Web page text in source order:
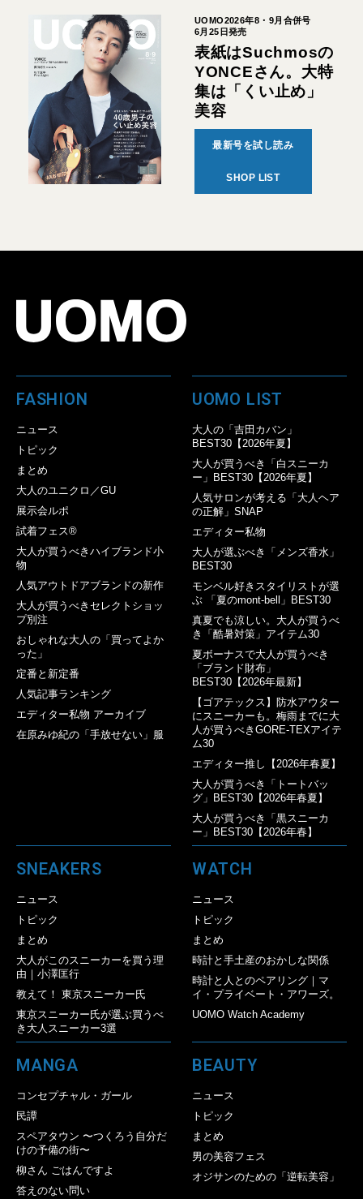
UOMO2026年8・9月合併号
6月25日発売
表紙はSuchmosの
YONCEさん。大特
集は「くい止め」
美容
最新号を試し読み
SHOP LIST
FASHION
ニュース
トピック
まとめ
大人のユニクロ／GU
展示会ルポ
試着フェス®︎
大人が買うべきハイブランド小
物
人気アウトドアブランドの新作
大人が買うべきセレクトショッ
プ別注
おしゃれな大人の「買ってよか
った」
定番と新定番
人気記事ランキング
エディター私物 アーカイブ
在原みゆ紀の「手放せない」服
UOMO LIST
大人の「吉田カバン」
BEST30【2026年夏】
大人が買うべき「白スニーカ
ー」BEST30【2026年夏】
人気サロンが考える「大人ヘア
の正解」SNAP
エディター私物
大人が選ぶべき「メンズ香水」
BEST30
モンベル好きスタイリストが選
ぶ 「夏のmont-bell」BEST30
真夏でも涼しい。大人が買うべ
き「酷暑対策」アイテム30
夏ボーナスで大人が買うべき
「ブランド財布」
BEST30【2026年最新】
【ゴアテックス】防水アウター
にスニーカーも。梅雨までに大
人が買うべきGORE-TEXアイテ
ム30
エディター推し【2026年春夏】
大人が買うべき「トートバッ
グ」BEST30【2026年春夏】
大人が買うべき「黒スニーカ
ー」BEST30【2026年春】
SNEAKERS
ニュース
トピック
まとめ
大人がこのスニーカーを買う理
由｜小澤匡行
教えて！ 東京スニーカー氏
東京スニーカー氏が選ぶ買うべ
き大人スニーカー3選
WATCH
ニュース
トピック
まとめ
時計と手土産のおかしな関係
時計と人とのペアリング｜マ
イ・プライベート・アワーズ。
UOMO Watch Academy
MANGA
コンセプチャル・ガール
民譚
スペアタウン 〜つくろう自分だ
けの予備の街〜
柳さん ごはんですよ
答えのない問い
BEAUTY
ニュース
トピック
まとめ
男の美容フェス
オジサンのための「逆転美容」